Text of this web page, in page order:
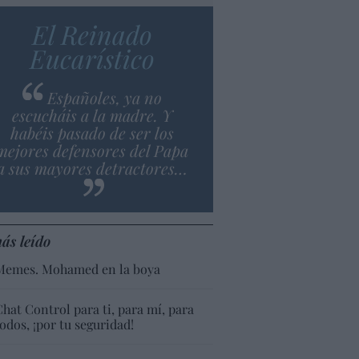
El Reinado
Eucarístico
Españoles, ya no
escucháis a la madre. Y
habéis pasado de ser los
defensores del Papa
sus mayores detractores…
leído
Mohamed en la boya
Control para ti, para mí, para
¡por tu seguridad!